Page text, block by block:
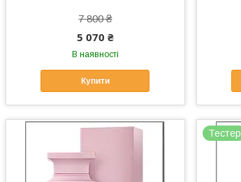
7 800 ₴
5 070 ₴
В наявності
Купити
Тестер